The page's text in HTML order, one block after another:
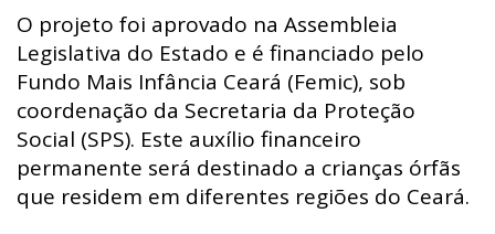
O projeto foi aprovado na Assembleia
Legislativa do Estado e é financiado pelo
Fundo Mais Infância Ceará (Femic), sob
coordenação da Secretaria da Proteção
Social (SPS). Este auxílio financeiro
permanente será destinado a crianças órfãs
que residem em diferentes regiões do Ceará.